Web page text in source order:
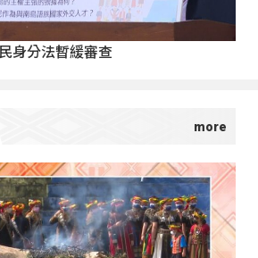
身分法暫緩審查